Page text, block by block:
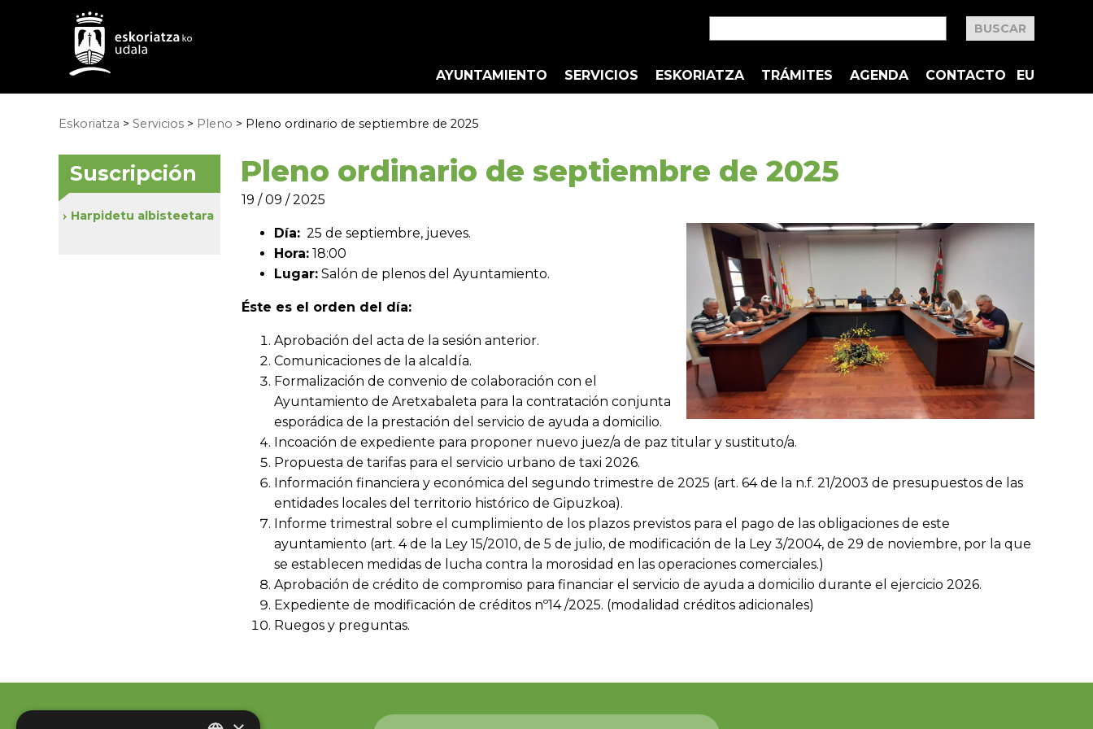
AYUNTAMIENTO SERVICIOS ESKORIATZA TRÁMITES AGENDA CONTACTO EU
Eskoriatza > Servicios > Pleno > Pleno ordinario de septiembre de 2025
Pleno ordinario de septiembre de 2025
19 / 09 / 2025
Día: 25 de septiembre, jueves.
Hora: 18:00
Lugar: Salón de plenos del Ayuntamiento.
Éste es el orden del día:
Aprobación del acta de la sesión anterior.
Comunicaciones de la alcaldía.
Formalización de convenio de colaboración con el
Ayuntamiento de Aretxabaleta para la contratación conjunta
esporádica de la prestación del servicio de ayuda a domicilio.
Incoación de expediente para proponer nuevo juez/a de paz titular y sustituto/a.
Propuesta de tarifas para el servicio urbano de taxi 2026.
Información financiera y económica del segundo trimestre de 2025 (art. 64 de la n.f. 21/2003 de presupuestos de las
entidades locales del territorio histórico de Gipuzkoa).
Informe trimestral sobre el cumplimiento de los plazos previstos para el pago de las obligaciones de este
ayuntamiento (art. 4 de la Ley 15/2010, de 5 de julio, de modificación de la Ley 3/2004, de 29 de noviembre, por la que
se establecen medidas de lucha contra la morosidad en las operaciones comerciales.)
Aprobación de crédito de compromiso para financiar el servicio de ayuda a domicilio durante el ejercicio 2026.
Expediente de modificación de créditos nº14 /2025. (modalidad créditos adicionales)
Ruegos y preguntas.
Suscripción
Harpidetu albisteetara